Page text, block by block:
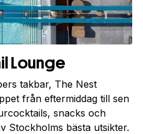
Lounge
takbar, The Nest
från eftermiddag till sen
snacks och
Stockholms bästa utsikter.